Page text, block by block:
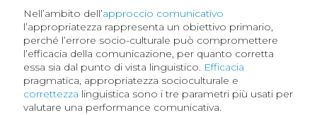
Nell’ambito dell’approccio comunicativo
l’appropriatezza rappresenta un obiettivo primario,
perché l’errore socio-culturale può compromettere
l’efficacia della comunicazione, per quanto corretta
essa sia dal punto di vista linguistico. Efficacia
pragmatica, appropriatezza socioculturale e
correttezza linguistica sono i tre parametri più usati per
valutare una performance comunicativa.